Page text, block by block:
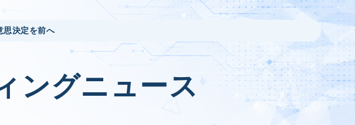
思決定を前へ
ングニュース